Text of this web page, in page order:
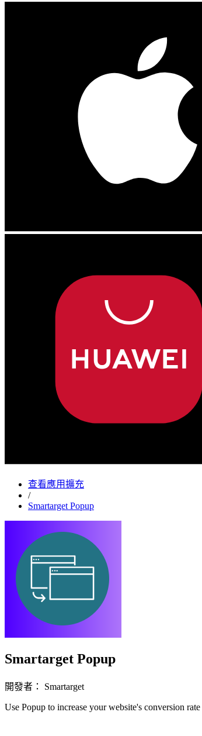
查看應用擴充
/
Smartarget Popup
Smartarget Popup
開發者： Smartarget
Use Popup to increase your website's conversion rate